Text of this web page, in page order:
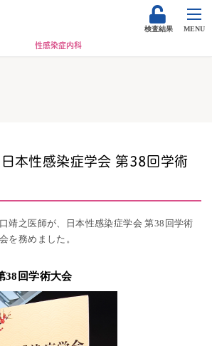
検査結果 MENU
性感染症内科
本性感染症学会 第38回学術
靖之医師が、日本性感染症学会 第38回学術
を務めました。
38回学術大会